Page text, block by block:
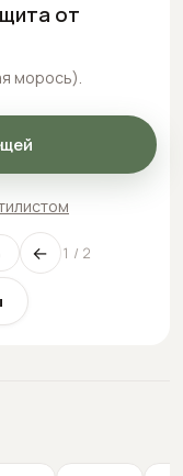
от
морось).
← 1 / 2